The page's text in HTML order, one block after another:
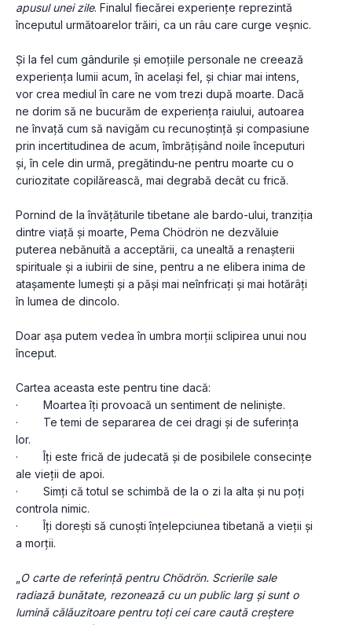
apusul unei zile. Finalul fiecărei experiențe reprezintă
Și la fel cum gândurile și emoțiile personale ne creează
experiența lumii acum, în același fel, și chiar mai intens,
vor crea mediul în care ne vom trezi după moarte. Dacă
ne dorim să ne bucurăm de experiența raiului, autoarea
ne învață cum să navigăm cu recunoștință și compasiune
prin incertitudinea de acum, îmbrățișând noile începuturi
și, în cele din urmă, pregătindu-ne pentru moarte cu o
curiozitate copilărească, mai degrabă decât cu frică.
Pornind de la învățăturile tibetane ale bardo-ului, tranziția
dintre viață și moarte, Pema Chödrön ne dezvăluie
puterea nebănuită a acceptării, ca unealtă a renașterii
spirituale și a iubirii de sine, pentru a ne elibera inima de
atașamente lumești și a păși mai neînfricați și mai hotărâți
în lumea de dincolo.
Doar așa putem vedea în umbra morții sclipirea unui nou
început.
Cartea aceasta este pentru tine dacă:
·        Moartea îți provoacă un sentiment de neliniște.
·        Te temi de separarea de cei dragi și de suferința
lor.
·        Îți este frică de judecată și de posibilele consecințe
ale vieții de apoi.
·        Simți că totul se schimbă de la o zi la alta și nu poți
controla nimic.
·        Îți dorești să cunoști înțelepciunea tibetană a vieții și
a morții.
O carte de referință pentru Chödrön. Scrierile sale
radiază bunătate, rezonează cu un public larg și sunt o
lumină călăuzitoare pentru toți cei care caută creștere